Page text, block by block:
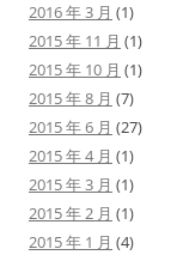
2016 年 3 月 (1)
2015 年 11 月 (1)
2015 年 10 月 (1)
2015 年 8 月 (7)
2015 年 6 月 (27)
2015 年 4 月 (1)
2015 年 3 月 (1)
2015 年 2 月 (1)
2015 年 1 月 (4)